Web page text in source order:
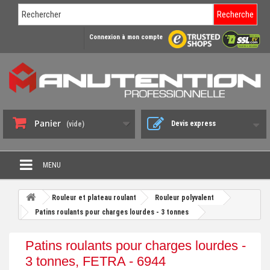
Recherche
Connexion à mon compte
Panier (vide) Devis express
MENU
PROMO DÉSTOCKAGE
CHARIOT DE MANUTENTION
BENNE BASCULANTE
Rouleur et plateau roulant
Rouleur polyvalent
Patins roulants pour charges lourdes - 3 tonnes
Patins roulants pour charges lourdes -
3 tonnes, FETRA - 6944